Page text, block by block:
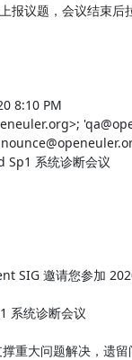
报议题，会议结束后
8:10 PM
系统诊断会议
SIG 邀请您参加
系统诊断会议
重大问题解决，遗